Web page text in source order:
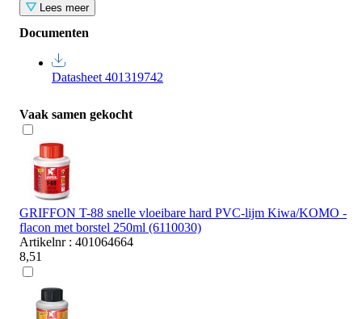
Lees meer
Documenten
Datasheet 401319742
Vaak samen gekocht
GRIFFON T-88 snelle vloeibare hard PVC-lijm Kiwa/KOMO -
flacon met borstel 250ml (6110030)
Artikelnr : 401064664
8,51